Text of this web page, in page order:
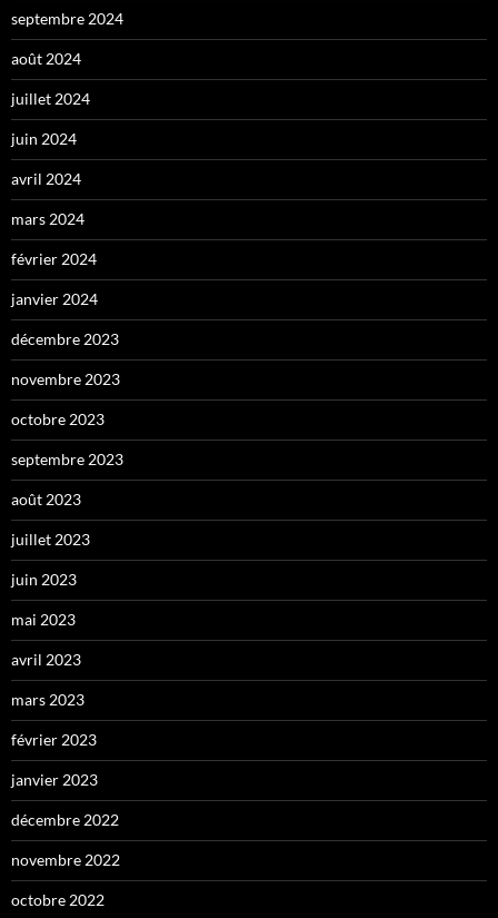
septembre 2024
août 2024
juillet 2024
juin 2024
avril 2024
mars 2024
février 2024
janvier 2024
décembre 2023
novembre 2023
octobre 2023
septembre 2023
août 2023
juillet 2023
juin 2023
mai 2023
avril 2023
mars 2023
février 2023
janvier 2023
décembre 2022
novembre 2022
octobre 2022